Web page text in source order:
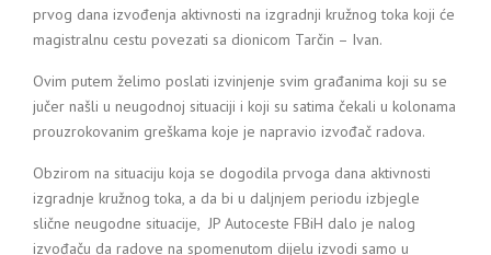
prvog dana izvođenja aktivnosti na izgradnji kružnog toka koji će
magistralnu cestu povezati sa dionicom Tarčin – Ivan.
Ovim putem želimo poslati izvinjenje svim građanima koji su se
jučer našli u neugodnoj situaciji i koji su satima čekali u kolonama
prouzrokovanim greškama koje je napravio izvođač radova.
Obzirom na situaciju koja se dogodila prvoga dana aktivnosti
izgradnje kružnog toka, a da bi u daljnjem periodu izbjegle
slične neugodne situacije, JP Autoceste FBiH dalo je nalog
izvođaču da radove na spomenutom dijelu izvodi samo u